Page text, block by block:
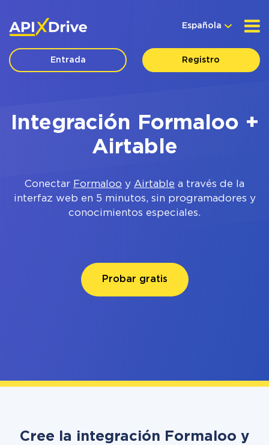
Española
Entrada Registro
Integración Formaloo +
Airtable
Conectar Formaloo y Airtable a través de la
interfaz web en 5 minutos, sin programadores y
conocimientos especiales.
Probar gratis
Cree la integración Formaloo y